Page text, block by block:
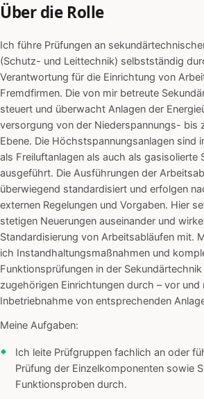
Über die Rolle
Ich führe Prüfungen an
(Schutz- und Leittechnik) selbstständig
Verantwortung für die Einrichtung von
Fremdfirmen. Die von mir betreute
steuert und überwacht Anlagen der
versorgung von der Niederspannungs- bis
Ebene. Die Höchstspannungsanlagen sind
als Freiluftanlagen als auch als gasisolierte
ausgeführt. Die Ausführungen der
überwiegend standardisiert und erfolgen
externen Regelungen und Vorgaben. Hier
stetigen Neuerungen auseinander und
Standardisierung von Arbeitsabläufen mit.
ich Instandhaltungsmaßnahmen und
Funktionsprüfungen in der
zugehörigen Einrichtungen durch – vor und
Inbetriebnahme von entsprechenden
Meine Aufgaben:
Ich leite Prüfgruppen fachlich an oder
Prüfung der Einzelkomponenten sowie
Funktionsproben durch.